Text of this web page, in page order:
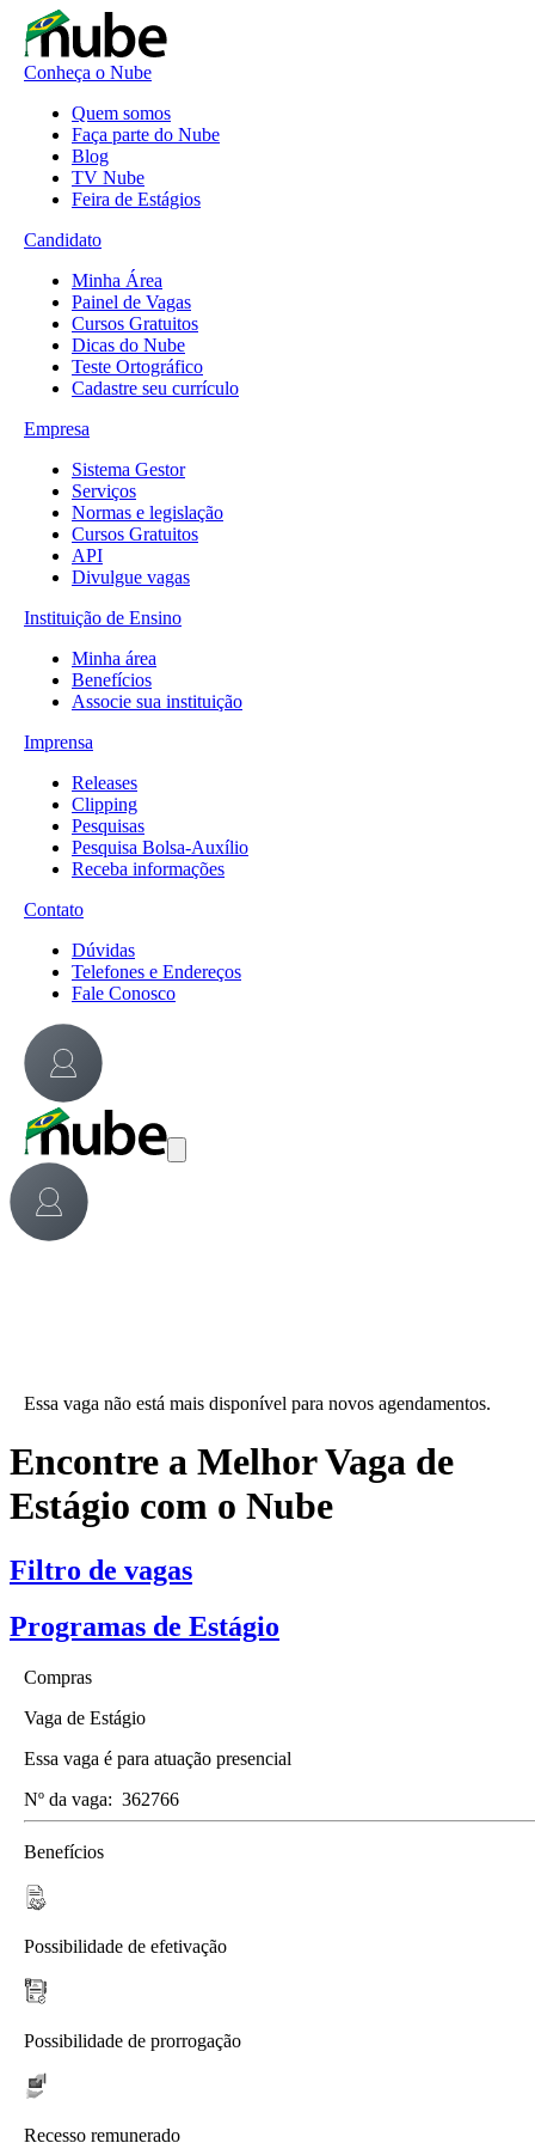
Conheça o Nube
Quem somos
Faça parte do Nube
Blog
TV Nube
Feira de Estágios
Candidato
Minha Área
Painel de Vagas
Cursos Gratuitos
Dicas do Nube
Teste Ortográfico
Cadastre seu currículo
Empresa
Sistema Gestor
Serviços
Normas e legislação
Cursos Gratuitos
API
Divulgue vagas
Instituição de Ensino
Minha área
Benefícios
Associe sua instituição
Imprensa
Releases
Clipping
Pesquisas
Pesquisa Bolsa-Auxílio
Receba informações
Contato
Dúvidas
Telefones e Endereços
Fale Conosco
Essa vaga não está mais disponível para novos agendamentos.
Encontre a Melhor Vaga de
Estágio com o Nube
Filtro de vagas
Programas de Estágio
Compras
Vaga de Estágio
Essa vaga é para atuação presencial
Nº da vaga: 362766
Benefícios
Possibilidade de efetivação
Possibilidade de prorrogação
Recesso remunerado